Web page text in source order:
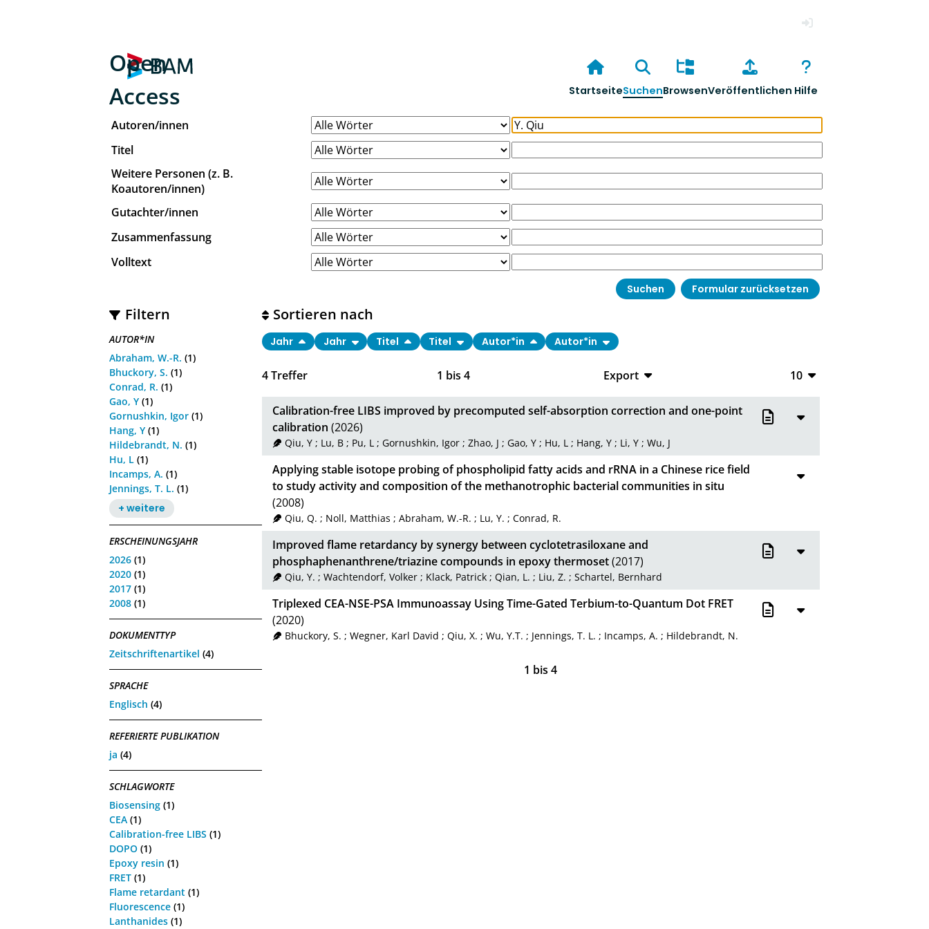
Open
Access
StartseiteSuchenBrowsenVeröffentlichen Hilfe
Autoren/innen
Titel
Weitere Personen (z. B.
Koautoren/innen)
Gutachter/innen
Zusammenfassung
Volltext
Filtern
AUTOR*IN
Abraham, W.-R. (1)
Bhuckory, S. (1)
Conrad, R. (1)
Gao, Y (1)
Gornushkin, Igor (1)
Hang, Y (1)
Hildebrandt, N. (1)
Hu, L (1)
Incamps, A. (1)
Jennings, T. L. (1)
+ weitere
ERSCHEINUNGSJAHR
2026 (1)
2020 (1)
2017 (1)
2008 (1)
DOKUMENTTYP
Zeitschriftenartikel (4)
SPRACHE
Englisch (4)
REFERIERTE PUBLIKATION
ja (4)
SCHLAGWORTE
Biosensing (1)
CEA (1)
Calibration-free LIBS (1)
DOPO (1)
Epoxy resin (1)
FRET (1)
Flame retardant (1)
Fluorescence (1)
Lanthanides (1)
4Treffer 1 bis 4
Export
CSV
XML
10
10
20
50
100
Sortieren nach
Jahr Jahr Titel Titel Autor*in Autor*in
Calibration-free LIBS improved by precomputed self-absorption correction and one-point
calibration (2026)
Qiu, Y ; Lu, B ; Pu, L ; Gornushkin, Igor ;Zhao, J ; Gao, Y ; Hu, L ; Hang, Y ; Li, Y ;Wu, J
Applying stable isotope probing of phospholipid fatty acids and rRNA in a Chinese rice field
to study activity and composition of the methanotrophic bacterial communities in situ
(2008)
Qiu, Q. ; Noll, Matthias ;Abraham, W.-R. ; Lu, Y. ;Conrad, R.
Improved flame retardancy by synergy between cyclotetrasiloxane and
phosphaphenanthrene/triazine compounds in epoxy thermoset(2017)
Qiu, Y. ;Wachtendorf, Volker ; Klack, Patrick ;Qian, L. ; Liu, Z. ;Schartel, Bernhard
Triplexed CEA-NSE-PSA Immunoassay Using Time-Gated Terbium-to-Quantum Dot FRET
(2020)
Bhuckory, S. ;Wegner, Karl David ;Qiu, X. ;Wu, Y.T. ; Jennings, T. L. ; Incamps, A. ; Hildebrandt, N.
1 bis4